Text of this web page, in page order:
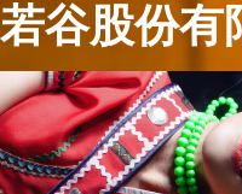
若谷股份有